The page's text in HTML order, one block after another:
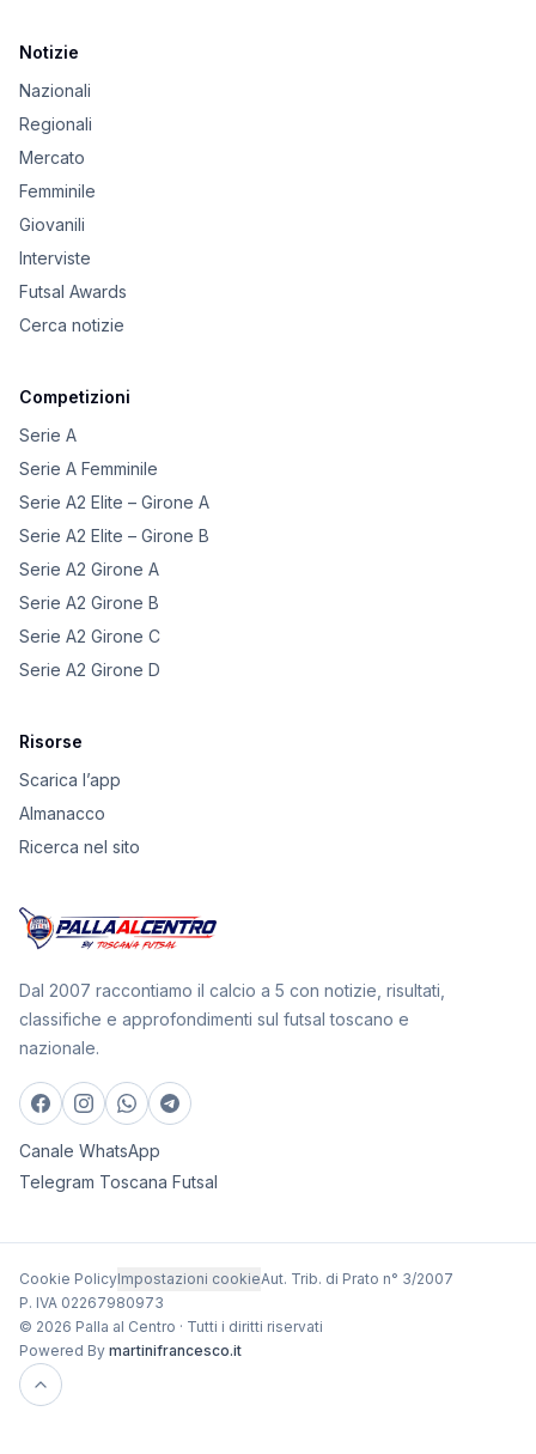
Notizie
Nazionali
Regionali
Mercato
Femminile
Giovanili
Interviste
Futsal Awards
Cerca notizie
Competizioni
Serie A
Serie A Femminile
Serie A2 Elite – Girone A
Serie A2 Elite – Girone B
Serie A2 Girone A
Serie A2 Girone B
Serie A2 Girone C
Serie A2 Girone D
Risorse
Scarica l’app
Almanacco
Ricerca nel sito
Dal 2007 raccontiamo il calcio a 5 con notizie, risultati,
classifiche e approfondimenti sul futsal toscano e
nazionale.
Canale WhatsApp
Telegram Toscana Futsal
Cookie PolicyImpostazioni cookieAut. Trib. di Prato n° 3/2007
P. IVA 02267980973
© 2026 Palla al Centro · Tutti i diritti riservati
Powered By martinifrancesco.it